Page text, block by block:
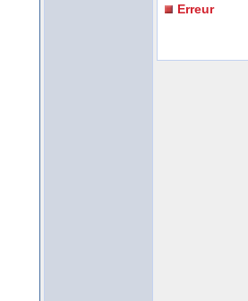
Erreur